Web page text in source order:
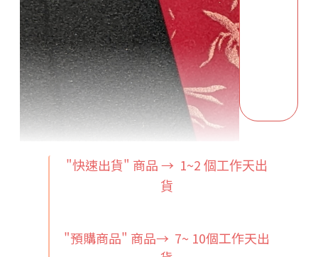
"快速出貨" 商品 → 1~2 個工作天出
貨
"預購商品" 商品→ 7~ 10個工作天出